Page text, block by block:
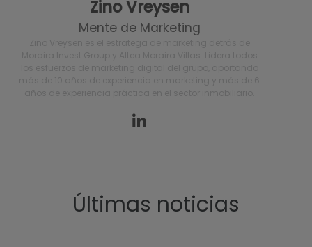
Zino Vreysen
Mente de Marketing
Últimas noticias